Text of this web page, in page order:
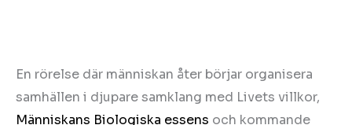
En rörelse där människan åter börjar organisera
samhällen i djupare samklang med Livets villkor,
Människans Biologiska essens och kommande